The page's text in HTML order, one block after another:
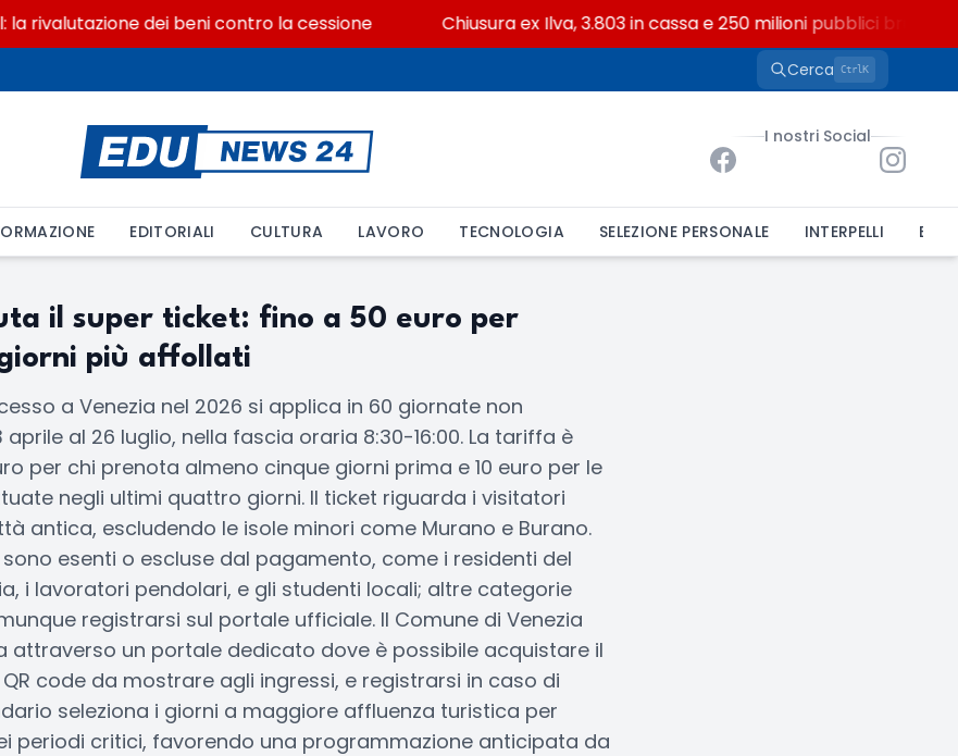
rivalutazione dei beni contro la cessione Chiusura ex Ilva, 3.803 in cassa e 250 milioni pubblici bruciati
Cerca CtrlK
I nostri Social
EDITORIALI CULTURA LAVORO TECNOLOGIA SELEZIONE PERSONALE INTERPELLI
il super ticket: fino a 50 euro per
più affollati
a Venezia nel 2026 si applica in 60 giornate non
al 26 luglio, nella fascia oraria 8:30-16:00. La tariffa è
per chi prenota almeno cinque giorni prima e 10 euro per le
negli ultimi quattro giorni. Il ticket riguarda i visitatori
antica, escludendo le isole minori come Murano e Burano.
esenti o escluse dal pagamento, come i residenti del
i lavoratori pendolari, e gli studenti locali; altre categorie
registrarsi sul portale ufficiale. Il Comune di Venezia
attraverso un portale dedicato dove è possibile acquistare il
code da mostrare agli ingressi, e registrarsi in caso di
seleziona i giorni a maggiore affluenza turistica per
periodi critici, favorendo una programmazione anticipata da